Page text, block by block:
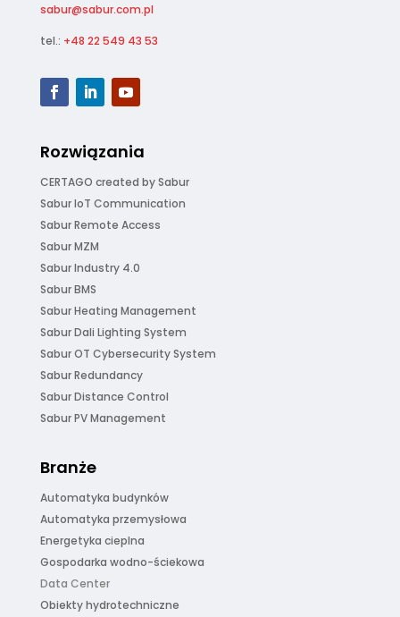
sabur@sabur.com.pl
tel.: +48 22 549 43 53
Rozwiązania
CERTAGO created by Sabur
Sabur IoT Communication
Sabur Remote Access
Sabur MZM
Sabur Industry 4.0
Sabur BMS
Sabur Heating Management
Sabur Dali Lighting System
Sabur OT Cybersecurity System
Sabur Redundancy
Sabur Distance Control
Sabur PV Management
Branże
Automatyka budynków
Automatyka przemysłowa
Energetyka cieplna
Gospodarka wodno-ściekowa
Data Center
Obiekty hydrotechniczne